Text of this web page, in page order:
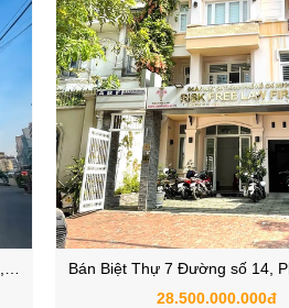
Bán Biệt Thự 7 Đường số 14,
Thuận Đông, Quận 7
28.500.000.000đ